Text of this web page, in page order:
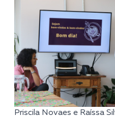
Priscila Novaes e Raíssa